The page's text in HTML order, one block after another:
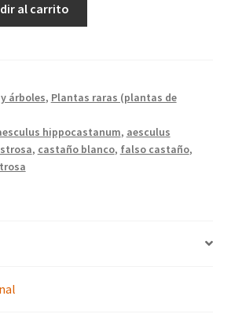
al carrito
árboles, Plantas raras (plantas de
hippocastanum, aesculus
, castaño blanco, falso castaño,